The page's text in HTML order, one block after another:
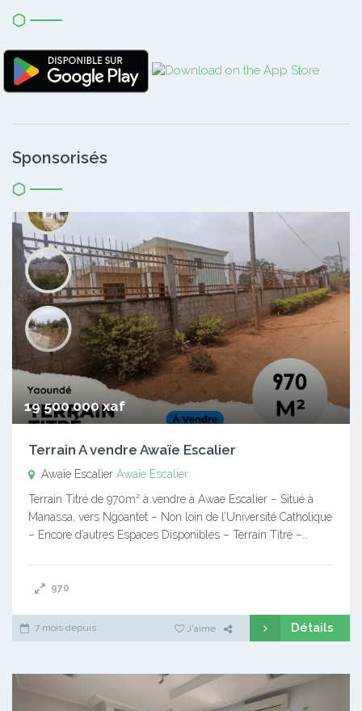
Sponsorisés
19 500 000 xaf
Terrain A vendre Awaïe Escalier
Awaïe Escalier Awaïe Escalier
Terrain Titré de 970m² à vendre à Awae Escalier – Situé à
Manassa, vers Ngoantet – Non loin de l’Université Catholique
– Encore d’autres Espaces Disponibles – Terrain Titré –…
970
7 mois depuis J'aime Détails